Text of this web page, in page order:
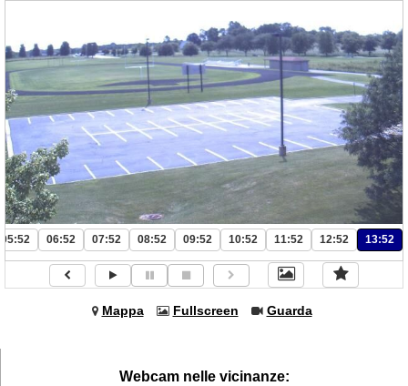
05:52 06:52 07:52 08:52 09:52 10:52 11:52 12:52 13:52
Mappa Fullscreen Guarda
Webcam nelle vicinanze: